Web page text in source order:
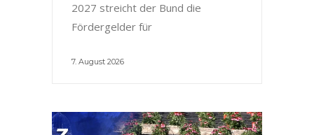
2027 streicht der Bund die
Fördergelder für
7. August 2026